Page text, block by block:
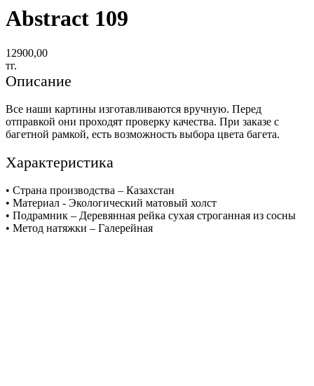
Abstract 109
12900,00
тг.
Описание
Все наши картины изготавливаются вручную. Перед
отправкой они проходят проверку качества. При заказе с
багетной рамкой, есть возможность выбора цвета багета.
Характеристика
• Страна производства – Казахстан
• Материал - Экологический матовый холст
• Подрамник – Деревянная рейка сухая строганная из сосны
• Метод натяжки – Галерейная